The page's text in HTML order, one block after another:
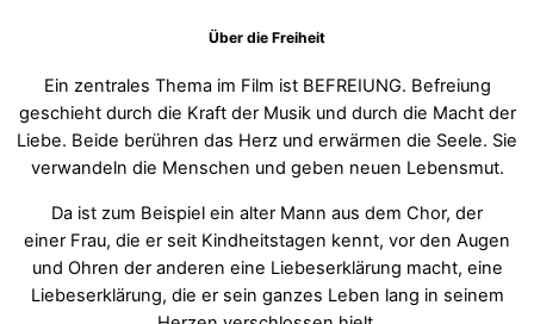
Über die Freiheit
Ein zentrales Thema im Film ist BEFREIUNG. Befreiung
geschieht durch die Kraft der Musik und durch die Macht der
Liebe. Beide berühren das Herz und erwärmen die Seele. Sie
verwandeln die Menschen und geben neuen Lebensmut.
Da ist zum Beispiel ein alter Mann aus dem Chor, der
einer Frau, die er seit Kindheitstagen kennt, vor den Augen
und Ohren der anderen eine Liebeserklärung macht, eine
Liebeserklärung, die er sein ganzes Leben lang in seinem